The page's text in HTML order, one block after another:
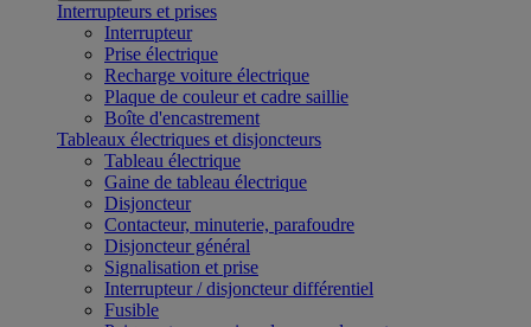
Interrupteurs et prises
Interrupteur
Prise électrique
Recharge voiture électrique
Plaque de couleur et cadre saillie
Boîte d'encastrement
Tableaux électriques et disjoncteurs
Tableau électrique
Gaine de tableau électrique
Disjoncteur
Contacteur, minuterie, parafoudre
Disjoncteur général
Signalisation et prise
Interrupteur / disjoncteur différentiel
Fusible